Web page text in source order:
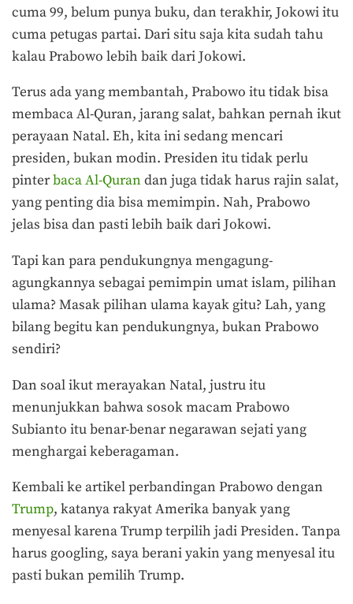
cuma 99, belum punya buku, dan terakhir, Jokowi itu
cuma petugas partai. Dari situ saja kita sudah tahu
kalau Prabowo lebih baik dari Jokowi.
Terus ada yang membantah, Prabowo itu tidak bisa
membaca Al-Quran, jarang salat, bahkan pernah ikut
perayaan Natal. Eh, kita ini sedang mencari
presiden, bukan modin. Presiden itu tidak perlu
pinterbaca Al-Quran dan juga tidak harus rajin salat,
yang penting dia bisa memimpin. Nah, Prabowo
jelas bisa dan pasti lebih baik dari Jokowi.
Tapi kan para pendukungnya mengagung-
agungkannya sebagai pemimpin umat islam, pilihan
ulama? Masak pilihan ulama kayak gitu? Lah, yang
bilang begitu kan pendukungnya, bukan Prabowo
sendiri?
Dan soal ikut merayakan Natal, justru itu
menunjukkan bahwa sosok macam Prabowo
Subianto itu benar-benar negarawan sejati yang
menghargai keberagaman.
Kembali ke artikel perbandingan Prabowo dengan
Trump, katanya rakyat Amerika banyak yang
menyesal karena Trump terpilih jadi Presiden. Tanpa
harus googling, saya berani yakin yang menyesal itu
pasti bukan pemilih Trump.